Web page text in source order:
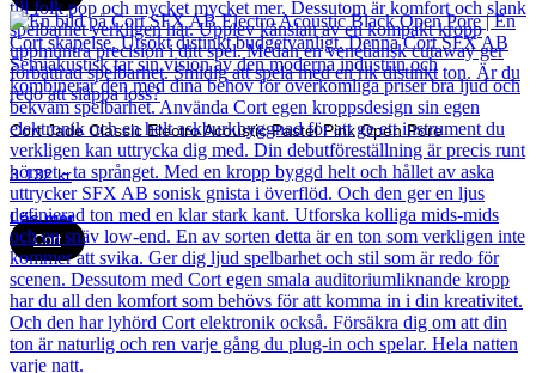
Cort Jade Classic Electro Acoustic Pastel Pink Open Pore
3 132kr
Läs mer
Cort